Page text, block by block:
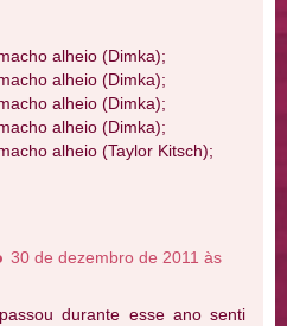
alheio (Dimka);
alheio (Dimka);
alheio (Dimka);
alheio (Dimka);
alheio (Taylor Kitsch);
30 de dezembro de 2011 às
durante esse ano senti